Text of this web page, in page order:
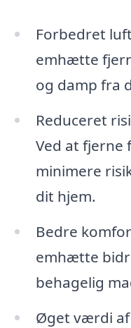
Forbedret
emhætte
og damp fra
Reduceret
Ved at fjerne
minimere
dit hjem.
Bedre
emhætte
behagelig
Øget værdi af